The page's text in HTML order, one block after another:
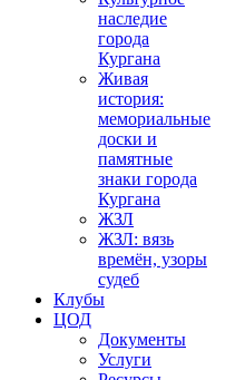
наследие
города
Кургана
Живая
история:
мемориальные
доски и
памятные
знаки города
Кургана
ЖЗЛ
ЖЗЛ: вязь
времён, узоры
судеб
Клубы
ЦОД
Документы
Услуги